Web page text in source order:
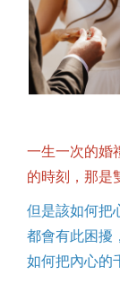
一生一次的婚
的時刻，那是
但是該如何把
都會有此困擾
如何把內心的